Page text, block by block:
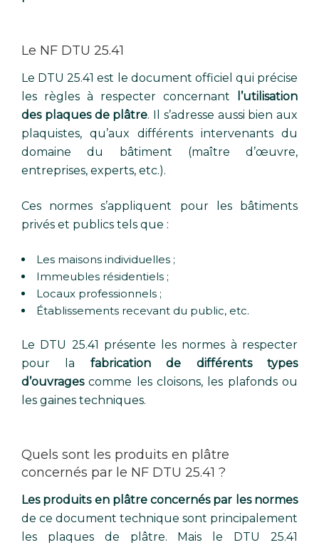
Le NF DTU 25.41
Le DTU 25.41 est le document officiel qui précise
les règles à respecter concernant
l’utilisation
des plaques de plâtre. Il s’adresse aussi bien aux
plaquistes, qu’aux différents intervenants du
domaine du bâtiment (maître d’œuvre,
entreprises, experts, etc.).
Ces normes s’appliquent pour les bâtiments
privés et publics tels que :
Les maisons individuelles ;
Immeubles résidentiels ;
Locaux professionnels ;
Établissements recevant du public, etc.
Le DTU 25.41 présente les normes à respecter
pour la fabrication de différents types
d’ouvragescomme les cloisons, les plafonds ou
les gaines techniques.
Quels sont les produits en plâtre
concernés par le NF DTU 25.41 ?
Les produits en plâtre concernés par les normes
de ce document technique sont principalement
les plaques de plâtre. Mais le DTU 25.41